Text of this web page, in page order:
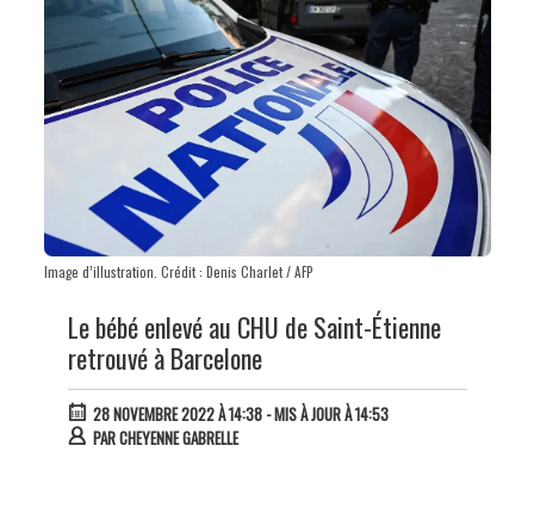
Image d’illustration. Crédit : Denis Charlet / AFP
Le bébé enlevé au CHU de Saint-Étienne
retrouvé à Barcelone
28 NOVEMBRE 2022 À 14:38- MIS À JOUR À 14:53
PARCHEYENNE GABRELLE